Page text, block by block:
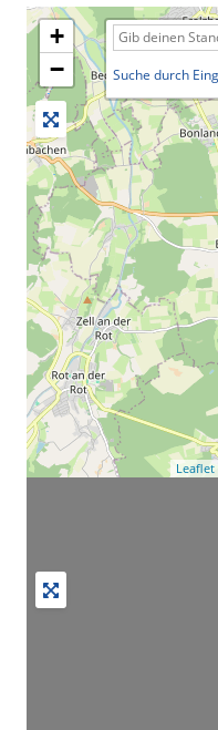
+
−
Suche durch
Leaflet